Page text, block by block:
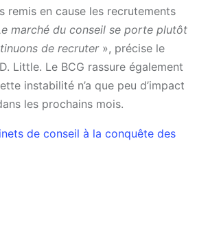
remis en cause les recrutements
marché du conseil se porte plutôt
de recruter », précise le
Little. Le BCG rassure également
instabilité n’a que peu d’impact
les prochains mois.
de conseil à la conquête des